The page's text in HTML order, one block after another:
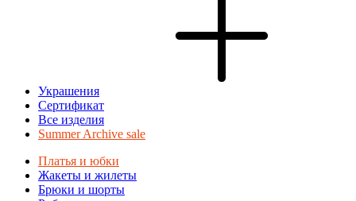
Украшения
Сертификат
Все изделия
Summer Archive sale
Платья и юбки
Жакеты и жилеты
Брюки и шорты